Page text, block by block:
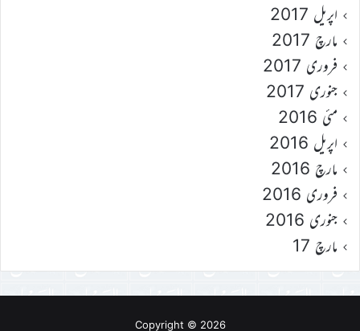
اپریل 2017
مارچ 2017
فروری 2017
جنوری 2017
مئی 2016
اپریل 2016
مارچ 2016
فروری 2016
جنوری 2016
مارچ 17
Copyright © 2026